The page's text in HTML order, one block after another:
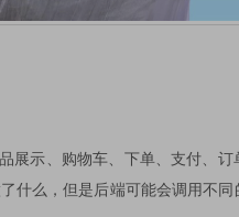
展示、购物车、下单、支付、订
什么，但是后端可能会调用不